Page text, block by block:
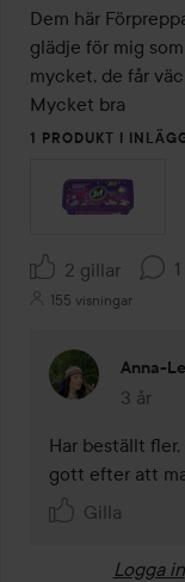
av
5
Dem här
glädje för mig
mycket, de får
Mycket bra
1 PRODUKT I
2 gillar
155 visningar
Anna-
3 år
Har beställt
gott efter att
Gilla
Logga in